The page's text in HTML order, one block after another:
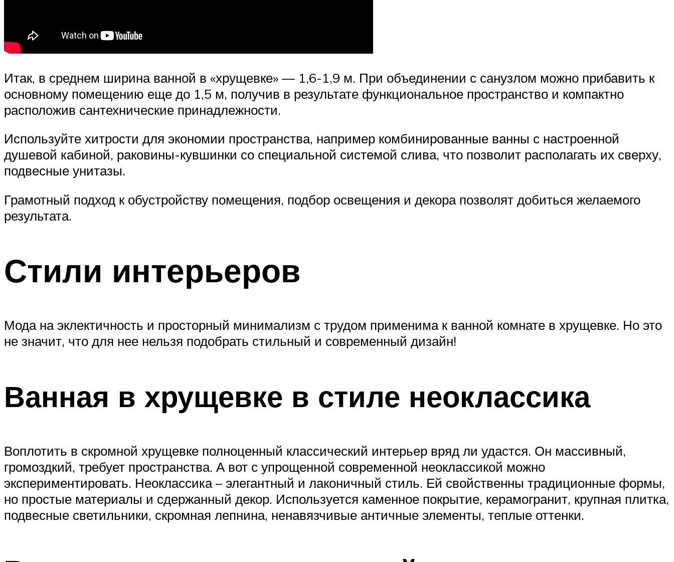
Итак, в среднем ширина ванной в «хрущевке» — 1,6-1,9 м. При объединении с санузлом можно прибавить к
основному помещению еще до 1,5 м, получив в результате функциональное пространство и компактно
расположив сантехнические принадлежности.
Используйте хитрости для экономии пространства, например комбинированные ванны с настроенной
душевой кабиной, раковины-кувшинки со специальной системой слива, что позволит располагать их сверху,
подвесные унитазы.
Грамотный подход к обустройству помещения, подбор освещения и декора позволят добиться желаемого
результата.
Стили интерьеров
Мода на эклектичность и просторный минимализм с трудом применима к ванной комнате в хрущевке. Но это
не значит, что для нее нельзя подобрать стильный и современный дизайн!
Ванная в хрущевке в стиле неоклассика
Воплотить в скромной хрущевке полноценный классический интерьер вряд ли удастся. Он массивный,
громоздкий, требует пространства. А вот с упрощенной современной неоклассикой можно
экспериментировать. Неоклассика – элегантный и лаконичный стиль. Ей свойственны традиционные формы,
но простые материалы и сдержанный декор. Используется каменное покрытие, керамогранит, крупная плитка,
подвесные светильники, скромная лепнина, ненавязчивые античные элементы, теплые оттенки.